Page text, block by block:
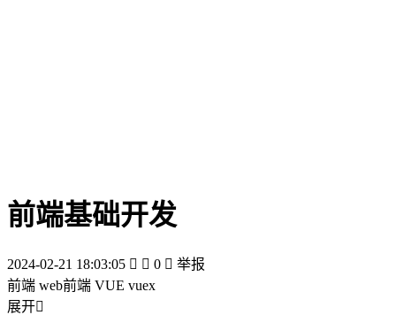
前端基础开发
2024-02-21 18:03:05   0  举报
前端 web前端 VUE vuex
展开